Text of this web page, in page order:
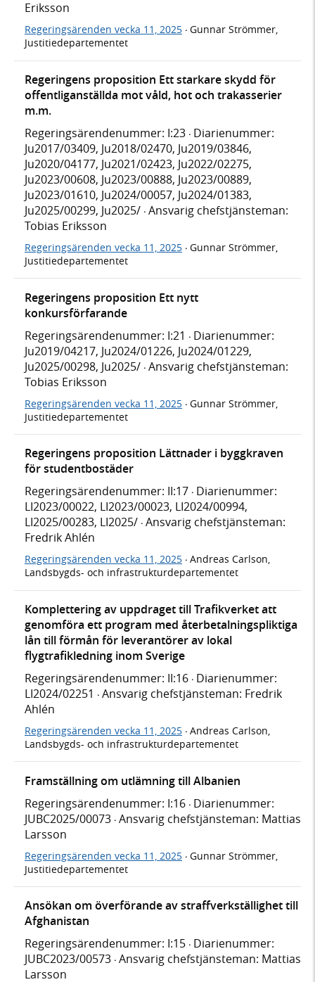
Eriksson
Regeringsärenden vecka 11, 2025 · Gunnar Strömmer,
Justitiedepartementet
Regeringens proposition Ett starkare skydd för
offentliganställda mot våld, hot och trakasserier
m.m.
Regeringsärendenummer: I:23 · Diarienummer:
Ju2017/03409, Ju2018/02470, Ju2019/03846,
Ju2020/04177, Ju2021/02423, Ju2022/02275,
Ju2023/00608, Ju2023/00888, Ju2023/00889,
Ju2023/01610, Ju2024/00057, Ju2024/01383,
Ju2025/00299, Ju2025/ · Ansvarig chefstjänsteman:
Tobias Eriksson
Regeringsärenden vecka 11, 2025 · Gunnar Strömmer,
Justitiedepartementet
Regeringens proposition Ett nytt
konkursförfarande
Regeringsärendenummer: I:21 · Diarienummer:
Ju2019/04217, Ju2024/01226, Ju2024/01229,
Ju2025/00298, Ju2025/ · Ansvarig chefstjänsteman:
Tobias Eriksson
Regeringsärenden vecka 11, 2025 · Gunnar Strömmer,
Justitiedepartementet
Regeringens proposition Lättnader i byggkraven
för studentbostäder
Regeringsärendenummer: II:17 · Diarienummer:
LI2023/00022, LI2023/00023, LI2024/00994,
LI2025/00283, LI2025/ · Ansvarig chefstjänsteman:
Fredrik Ahlén
Regeringsärenden vecka 11, 2025 · Andreas Carlson,
Landsbygds- och infrastrukturdepartementet
Komplettering av uppdraget till Trafikverket att
genomföra ett program med återbetalningspliktiga
lån till förmån för leverantörer av lokal
flygtrafikledning inom Sverige
Regeringsärendenummer: II:16 · Diarienummer:
LI2024/02251 · Ansvarig chefstjänsteman: Fredrik
Ahlén
Regeringsärenden vecka 11, 2025 · Andreas Carlson,
Landsbygds- och infrastrukturdepartementet
Framställning om utlämning till Albanien
Regeringsärendenummer: I:16 · Diarienummer:
JUBC2025/00073 · Ansvarig chefstjänsteman: Mattias
Larsson
Regeringsärenden vecka 11, 2025 · Gunnar Strömmer,
Justitiedepartementet
Ansökan om överförande av straffverkställighet till
Afghanistan
Regeringsärendenummer: I:15 · Diarienummer:
JUBC2023/00573 · Ansvarig chefstjänsteman: Mattias
Larsson